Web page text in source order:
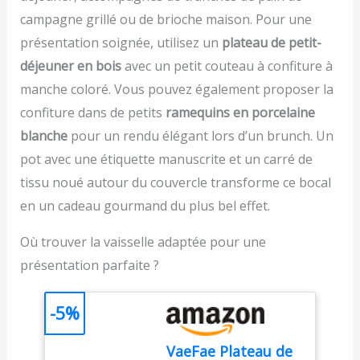
conserve la même
mission, la même
structure opérationnelle
et les mêmes produits
que ThermoPro ; vous
pourrez donc recevoir un
produit de marque
ThermoPro ou TempPro.
Fonction on/off
intelligente, la sonde du
thermomètre s'ouvre ou
se ferme
automatiquement
lorsque vous dépliez ou
repliez la sonde. Si le
thermometre alimentaire
n'est pas utilisé pendant
automatiquement pour
économiser
de la batterie SONDES
thermomètre est
fabriquée en acier
inoxydable 304 de haute
qualité avec un diamètre
de 8 mm, ce qui fournit
s'adapte à différents
qu'ils soient petits ou
grands, permettant un
remplissage précis et
rapide, idéal pour les
confitures, les sauces ou
même les liquides plus
toutes vos attentes
culinaires Facilité de
Nettoyage : L'intérieur
poli de l'entonnoir
permet un nettoyage
aisé après utilisation,
qui est essentiel pour la
préparation de vos
aliments, vous
campagne grillé ou de brioche maison. Pour une
présentation soignée, utilisez un plateau de petit-
déjeuner en boisavec un petit couteau à confiture à
manche coloré. Vous pouvez également proposer la
confiture dans de petits ramequins en porcelaine
blanchepour un rendu élégant lors d’un brunch. Un
pot avec une étiquette manuscrite et un carré de
tissu noué autour du couvercle transforme ce bocal
en un cadeau gourmand du plus bel effet.
Où trouver la vaisselle adaptée pour une
présentation parfaite ?
VaeFae Plateau de
-5%